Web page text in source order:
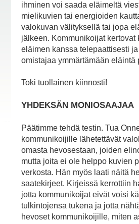
ihminen voi saada eläimeltä
mielikuvien tai energioiden
valokuvan välityksellä tai jopa
jälkeen. Kommunikoijat kertovat
eläimen kanssa telepaattisesti
omistajaa ymmärtämään eläintä
Toki tuollainen kiinnosti!
YHDEKSÄN MONIOSAAJAA
Päätimme tehdä testin. Tua
kommunikoijille lähetettävät
omasta hevosestaan, joiden
mutta joita ei ole helppo kuvien
verkosta. Hän myös laati näitä
saatekirjeet. Kirjeissä kerrottiin
jotta kommunikoijat eivät voisi
tulkintojensa tukena ja jotta
hevoset kommunikoijille, miten